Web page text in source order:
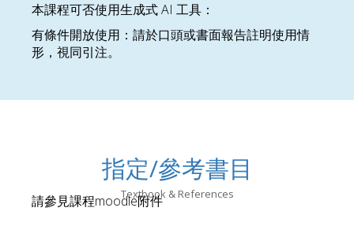
本課程可否使用生成式 AI 工具：
有條件開放使用：請於口頭或書面報告註明使用情
形，視同引注。
指定/參考書目
Textbook & References
請參見課程moodle附件